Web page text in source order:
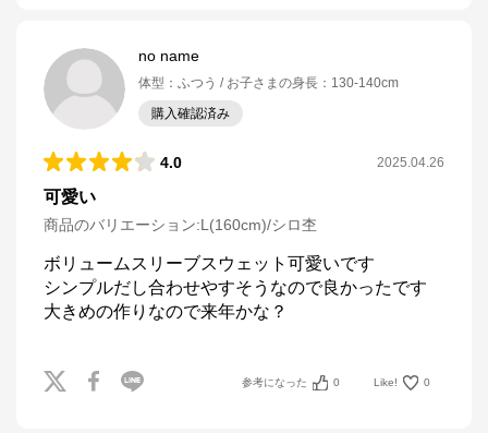
no name
体型 ： ふつう お子さまの身長 ： 130-140cm
購入確認済み
4.0 2025.04.26
可愛い
商品のバリエーション:L(160cm)/シロ杢
ボリュームスリーブスウェット可愛いです
シンプルだし合わせやすそうなので良かったです
大きめの作りなので来年かな？
参考になった 0 Like! 0